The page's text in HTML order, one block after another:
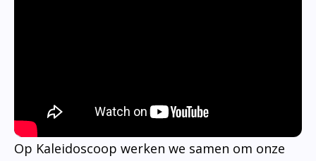
Op Kaleidoscoop werken we samen om onze